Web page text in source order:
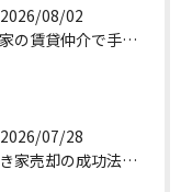
2026/08/02
空家の賃貸仲介で手数料と上限を徹底解説し200万円物件の注意点も紹介
2026/07/28
空き家売却の成功法と注意点